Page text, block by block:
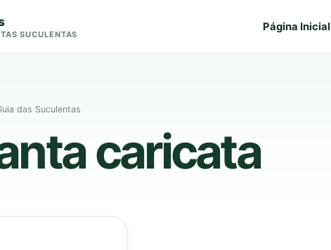
SUCULENTAS
Página Inicial
das Suculentas
caricata